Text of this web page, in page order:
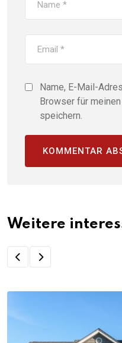
Name, E-Mail-
Browser für
speichern.
Weitere